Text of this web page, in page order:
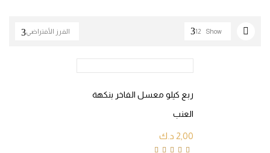
الفرز الأفتراضي Show
12
ربع كيلو معسل الفاخر بنكهة
العنب
2,00 د.ك